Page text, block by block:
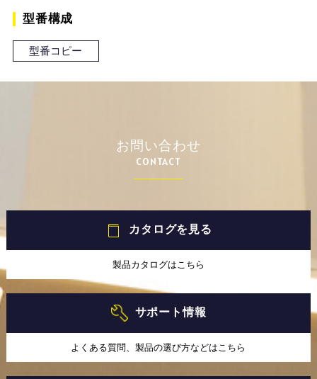
型番構成
型番コピー
お問い合わせ
CONTACT
カタログを見る
製品カタログはこちら
サポート情報
よくある質問、製品の選び方などはこちら